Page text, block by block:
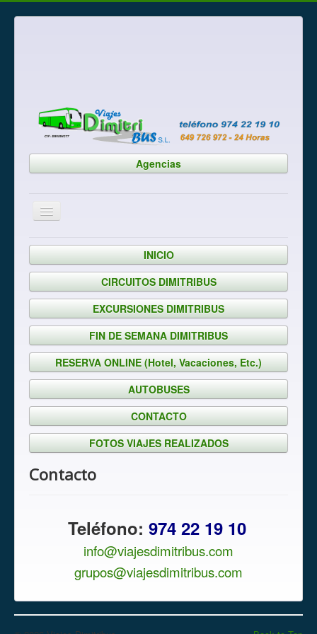
Agencias
CONTACTO
INICIO
CIRCUITOS DIMITRIBUS
EXCURSIONES DIMITRIBUS
FIN DE SEMANA DIMITRIBUS
RESERVA ONLINE (Hotel, Vacaciones, Etc.)
AUTOBUSES
CONTACTO
FOTOS VIAJES REALIZADOS
Contacto
Teléfono: 974 22 19 10
info@viajesdimitribus.com
grupos@viajesdimitribus.com